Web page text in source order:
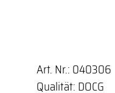
Art. Nr.: 040306
Qualität: DOCG